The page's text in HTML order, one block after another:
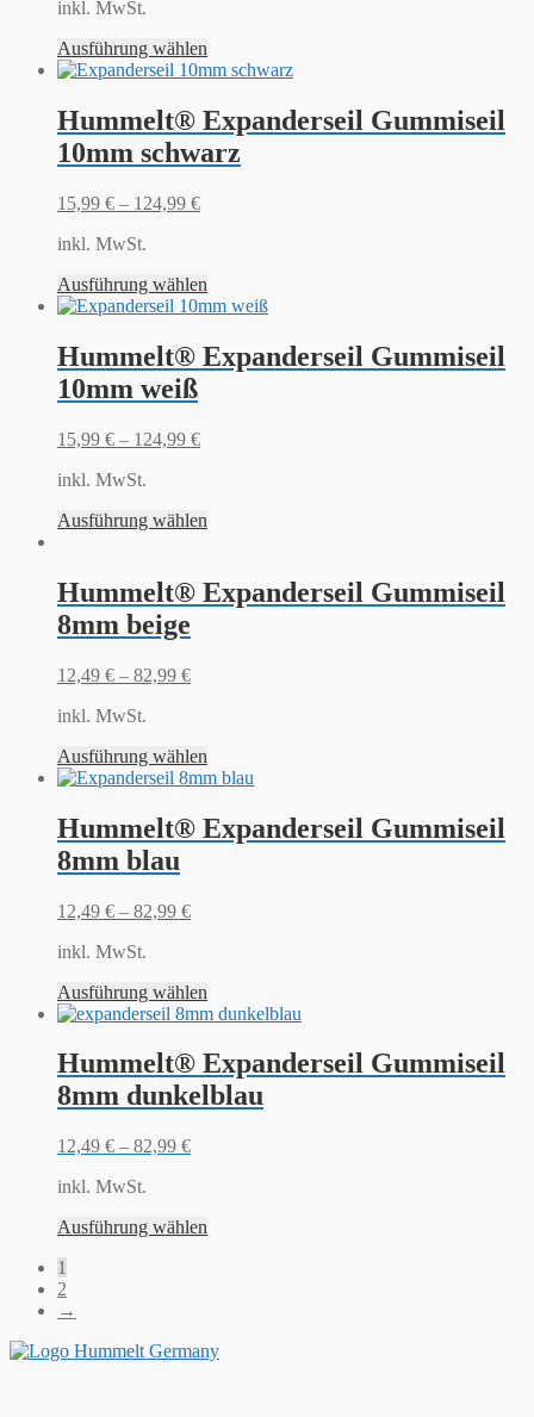
inkl. MwSt.
Ausführung wählen
Hummelt® Expanderseil Gummiseil
10mm schwarz
15,99 € – 124,99 €
inkl. MwSt.
Ausführung wählen
Hummelt® Expanderseil Gummiseil
10mm weiß
15,99 € – 124,99 €
inkl. MwSt.
Ausführung wählen
Hummelt® Expanderseil Gummiseil
8mm beige
12,49 € – 82,99 €
inkl. MwSt.
Ausführung wählen
Hummelt® Expanderseil Gummiseil
8mm blau
12,49 € – 82,99 €
inkl. MwSt.
Ausführung wählen
Hummelt® Expanderseil Gummiseil
8mm dunkelblau
12,49 € – 82,99 €
inkl. MwSt.
Ausführung wählen
1
2
→